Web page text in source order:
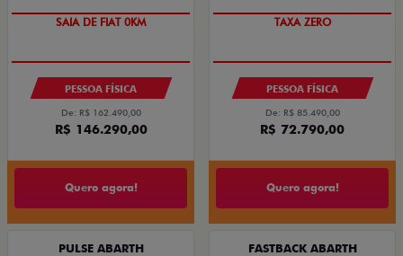
SAIA DE FIAT 0KM
PESSOA FÍSICA
De: R$ 162.490,00
R$ 146.290,00
Quero agora!
TAXA ZERO
PESSOA FÍSICA
De: R$ 85.490,00
R$ 72.790,00
Quero agora!
PULSE ABARTH FASTBACK ABARTH